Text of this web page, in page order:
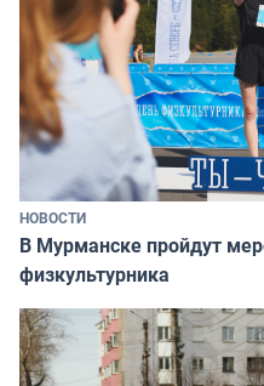
НОВОСТИ
В Мурманске пройдут
физкультурника